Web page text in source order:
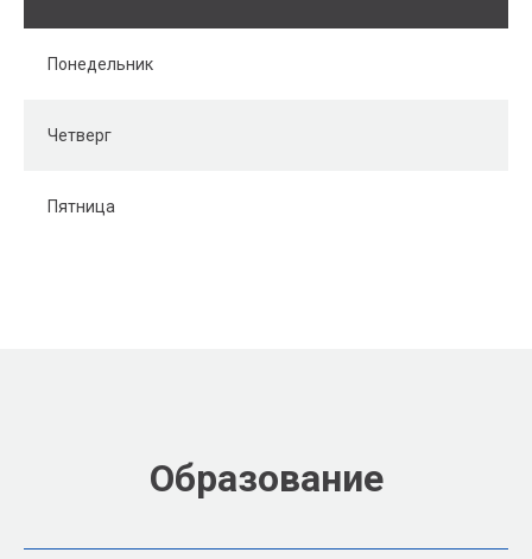
Понедельник
Четверг
Пятница
Образование